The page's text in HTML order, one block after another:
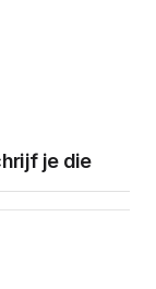
je die